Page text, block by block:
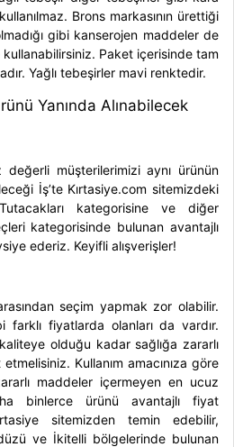
Bronsmarkasının ürettiği
gibi kanserojen maddeler de
kullanabilirsiniz. Paket içerisinde tam
Yağlı tebeşirler mavi renktedir.
Yanında Alınabilecek
müşterilerimizi aynı ürünün
İş’te Kırtasiye.com sitemizdeki
kategorisine ve diğer
kategorisinde bulunan avantajlı
ederiz. Keyifli alışverişler!
seçim yapmak zor olabilir.
farklı fiyatlarda olanları da vardır.
olduğu kadar sağlığa zararlı
Kullanım amacınıza göre
maddeler içermeyen en ucuz
binlerce ürünü avantajlı fiyat
sitemizden temin edebilir,
ve İkitelli bölgelerinde bulunan